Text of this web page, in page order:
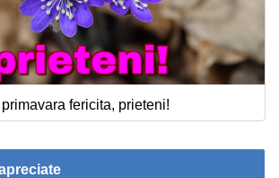
fericita, prieteni!